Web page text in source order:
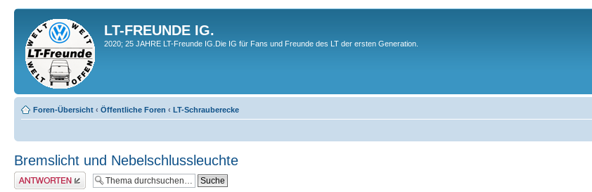
LT-FREUNDE IG.
2020; 25 JAHRE LT-Freunde IG.Die IG für Fans und Freunde des LT der ersten Generation.
Foren-Übersicht ‹ Öffentliche Foren ‹ LT-Schrauberecke
Bremslicht und Nebelschlussleuchte
Antwort erstellen